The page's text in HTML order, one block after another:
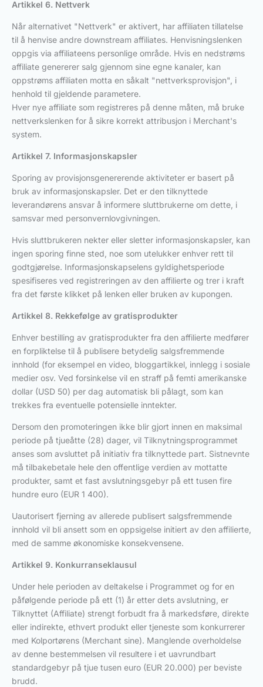
Artikkel 6. Nettverk
Når alternativet "Nettverk" er aktivert, har affiliaten tillatelse
til å henvise andre downstream affiliates. Henvisningslenken
oppgis via affiliateens personlige område. Hvis en nedstrøms
affiliate genererer salg gjennom sine egne kanaler, kan
oppstrøms affiliaten motta en såkalt "nettverksprovisjon", i
henhold til gjeldende parametere.
Hver nye affiliate som registreres på denne måten, må bruke
nettverkslenken for å sikre korrekt attribusjon i Merchant's
system.
Artikkel 7. Informasjonskapsler
Sporing av provisjonsgenererende aktiviteter er basert på
bruk av informasjonskapsler. Det er den tilknyttede
leverandørens ansvar å informere sluttbrukerne om dette, i
samsvar med personvernlovgivningen.
Hvis sluttbrukeren nekter eller sletter informasjonskapsler, kan
ingen sporing finne sted, noe som utelukker enhver rett til
godtgjørelse. Informasjonskapselens gyldighetsperiode
spesifiseres ved registreringen av den affilierte og trer i kraft
fra det første klikket på lenken eller bruken av kupongen.
Artikkel 8. Rekkefølge av gratisprodukter
Enhver bestilling av gratisprodukter fra den affilierte medfører
en forpliktelse til å publisere betydelig salgsfremmende
innhold (for eksempel en video, bloggartikkel, innlegg i sosiale
medier osv. Ved forsinkelse vil en straff på femti amerikanske
dollar (USD 50) per dag automatisk bli pålagt, som kan
trekkes fra eventuelle potensielle inntekter.
Dersom den promoteringen ikke blir gjort innen en maksimal
periode på tjueåtte (28) dager, vil Tilknytningsprogrammet
anses som avsluttet på initiativ fra tilknyttede part. Sistnevnte
må tilbakebetale hele den offentlige verdien av mottatte
produkter, samt et fast avslutningsgebyr på ett tusen fire
hundre euro (EUR 1 400).
Uautorisert fjerning av allerede publisert salgsfremmende
innhold vil bli ansett som en oppsigelse initiert av den affilierte,
med de samme økonomiske konsekvensene.
Artikkel 9. Konkurranseklausul
Under hele perioden av deltakelse i Programmet og for en
påfølgende periode på ett (1) år etter dets avslutning, er
Tilknyttet (Affiliate) strengt forbudt fra å markedsføre, direkte
eller indirekte, ethvert produkt eller tjeneste som konkurrerer
med Kolportørens (Merchant sine). Manglende overholdelse
av denne bestemmelsen vil resultere i et uavrundbart
standardgebyr på tjue tusen euro (EUR 20.000) per beviste
brudd.